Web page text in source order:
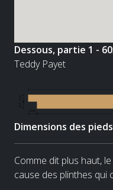
Dessous, partie 1 -
Teddy Payet
Dimensions des
Comme dit plus haut,
cause des plinthes qui